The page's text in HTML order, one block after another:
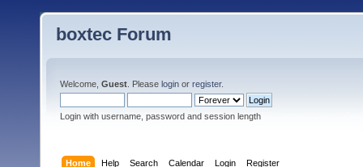
boxtec Forum
Welcome, Guest . Please login or register.
Login with username, password and session length
Home Help Search Calendar Login Register